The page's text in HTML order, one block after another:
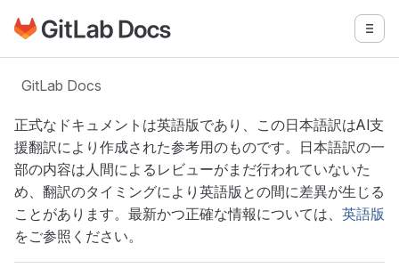
メインコンテンツにスキップ
GitLabドキュメントのホームページに移動 メニ
GitLab Docs
正式なドキュメントは英語版であり、この日本語訳はAI支
援翻訳により作成された参考用のものです。日本語訳の一
部の内容は人間によるレビューがまだ行われていないた
め、翻訳のタイミングにより英語版との間に差異が生じる
ことがあります。最新かつ正確な情報については、 英語版
をご参照ください。